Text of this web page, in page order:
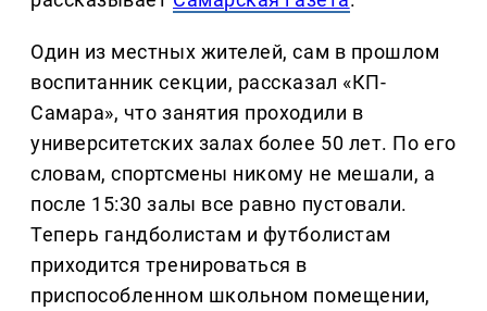
Один из местных жителей, сам в прошлом
воспитанник секции, рассказал «КП-
Самара», что занятия проходили в
университетских залах более 50 лет. По его
словам, спортсмены никому не мешали, а
после 15:30 залы все равно пустовали.
Теперь гандболистам и футболистам
приходится тренироваться в
приспособленном школьном помещении,